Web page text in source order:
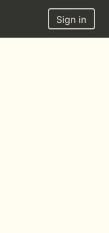
Sign in